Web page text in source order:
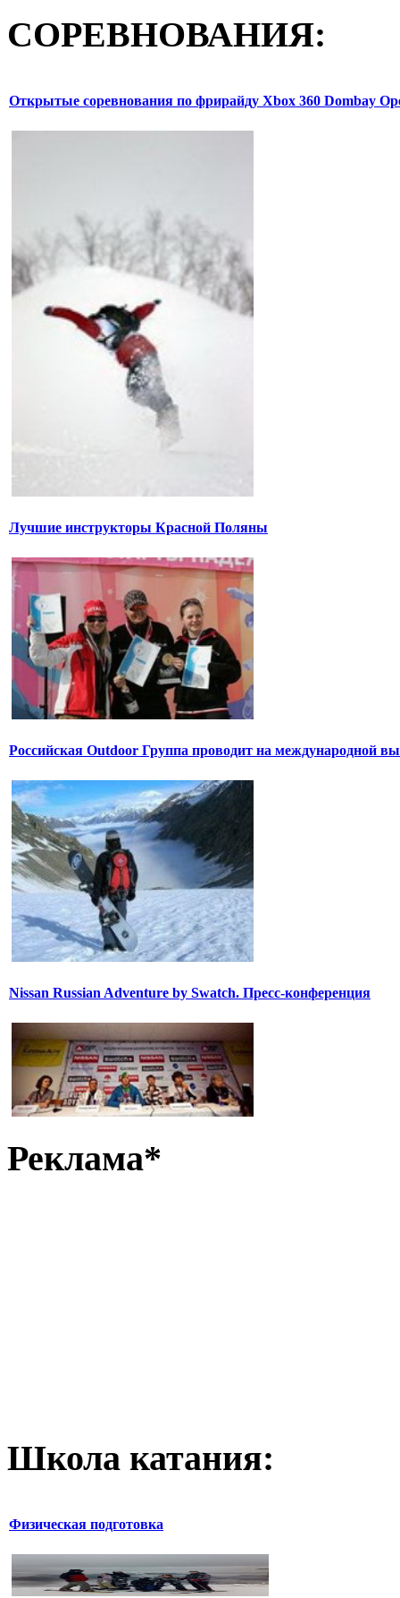
СОРЕВНОВАНИЯ:
Открытые соревнования по фрирайду Xbox 360 Dombay
Лучшие инструкторы Красной Поляны
Российская Outdoor Группа проводит на международной
Nissan Russian Adventure by Swatch. Пресс-конференция
Реклама*
Школа катания:
Физическая подготовка